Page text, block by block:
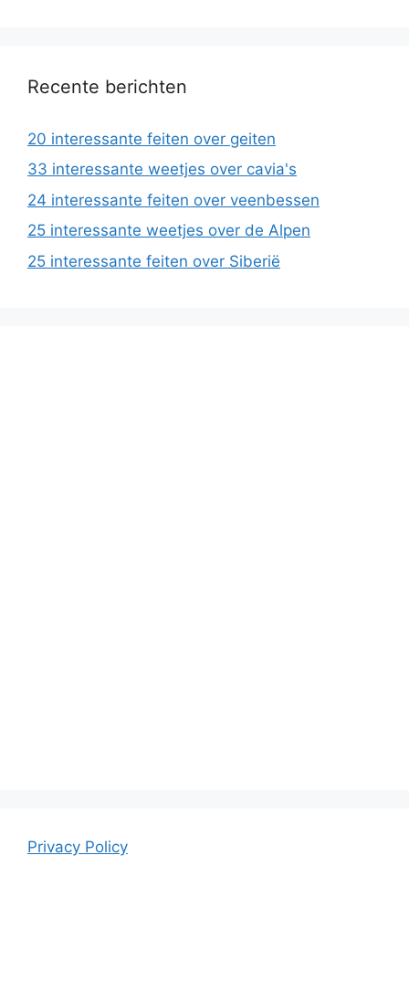
Recente berichten
20 interessante feiten over geiten
33 interessante weetjes over cavia's
24 interessante feiten over veenbessen
25 interessante weetjes over de Alpen
25 interessante feiten over Siberië
Privacy Policy